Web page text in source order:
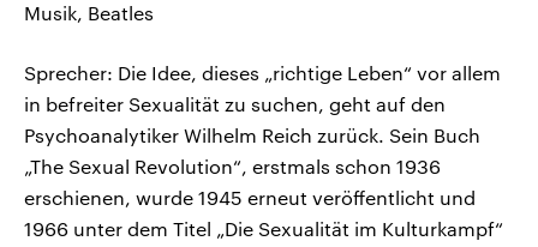
Musik, Beatles
Sprecher: Die Idee, dieses „richtige Leben“ vor allem
in befreiter Sexualität zu suchen, geht auf den
Psychoanalytiker Wilhelm Reich zurück. Sein Buch
„The Sexual Revolution“, erstmals schon 1936
erschienen, wurde 1945 erneut veröffentlicht und
1966 unter dem Titel „Die Sexualität im Kulturkampf“